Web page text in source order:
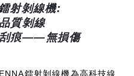
射剝線機:
質剝線
痕——無損傷
鐳射剝線機為高科技線